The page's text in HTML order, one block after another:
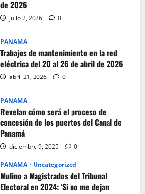
de 2026
julio 2, 2026 0
PANAMA
Trabajos de mantenimiento en la red
eléctrica del 20 al 26 de abril de 2026
abril 21, 2026 0
PANAMA
Revelan cómo será el proceso de
concesión de los puertos del Canal de
Panamá
diciembre 9, 2025 0
PANAMA Uncategorized
Mulino a Magistrados del Tribunal
Electoral en 2024: ‘Si no me dejan